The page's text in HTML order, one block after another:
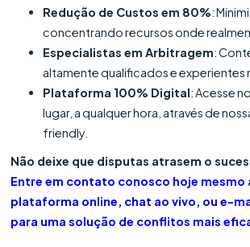
Redução de Custos em 80%:
concentrando recursos onde
Especialistas em Arbitragem:
altamente qualificados e experientes
Plataforma 100% Digital: Acesse
lugar, a qualquer hora, através de
friendly.
Não deixe que disputas atrasem o
Entre em contato conosco hoje mesmo
plataforma online, chat ao vivo, ou e-
para uma solução de conflitos mais